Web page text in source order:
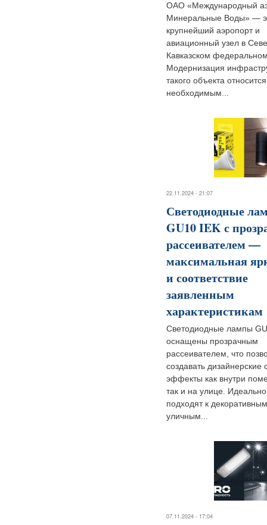
ОАО «Международный
Минеральные Воды» —
крупнейший аэропорт и
авиационный узел в
Кавказском
Модернизация
такого объекта
необходимым...
22.11.2024 - 21:07
Светодиодные
GU10 IEK с
рассеивателем —
максимальная
и соответствие
заявленным
характеристикам
Светодиодные лампы
оснащены прозрачным
рассеивателем, что
создавать дизайнерские
эффекты как внутри
так и на улице. Идеально
подходят к декоративным
уличным...
07.11.2024 - 17:04